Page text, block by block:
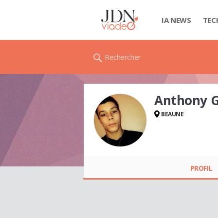
IA NEWS
Rechercher
Anthony
BEAUNE
PROFIL